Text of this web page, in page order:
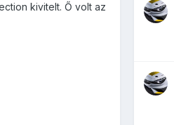
kivitelt. Ő volt az